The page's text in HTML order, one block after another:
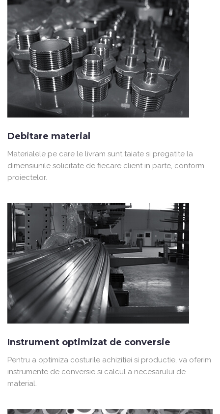
Debitare material
Materialele pe care le livram sunt taiate si pregatite la
dimensiunile solicitate de fiecare client in parte, conform
proiectelor.
Instrument optimizat de conversie
Pentru a optimiza costurile achizitiei si productie, va oferim
instrumente de conversie si calcul a necesarului de
material.